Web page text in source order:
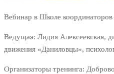
Вебинар в Школе
Ведущая: Лидия Алексеевская,
движения «Даниловцы»,
Организаторы тренинга: